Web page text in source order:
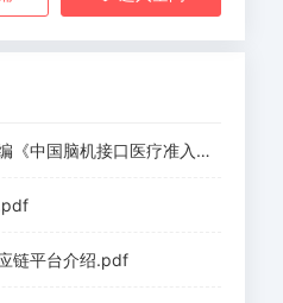
接口医疗准入与医保定价全景汇编（上册）》.pdf
链平台介绍.pdf